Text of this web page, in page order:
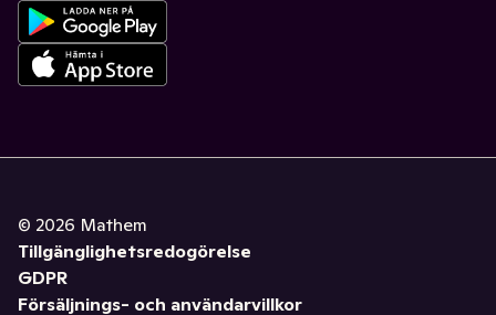
© 2026 Mathem
Tillgänglighetsredogörelse
GDPR
Försäljnings- och användarvillkor